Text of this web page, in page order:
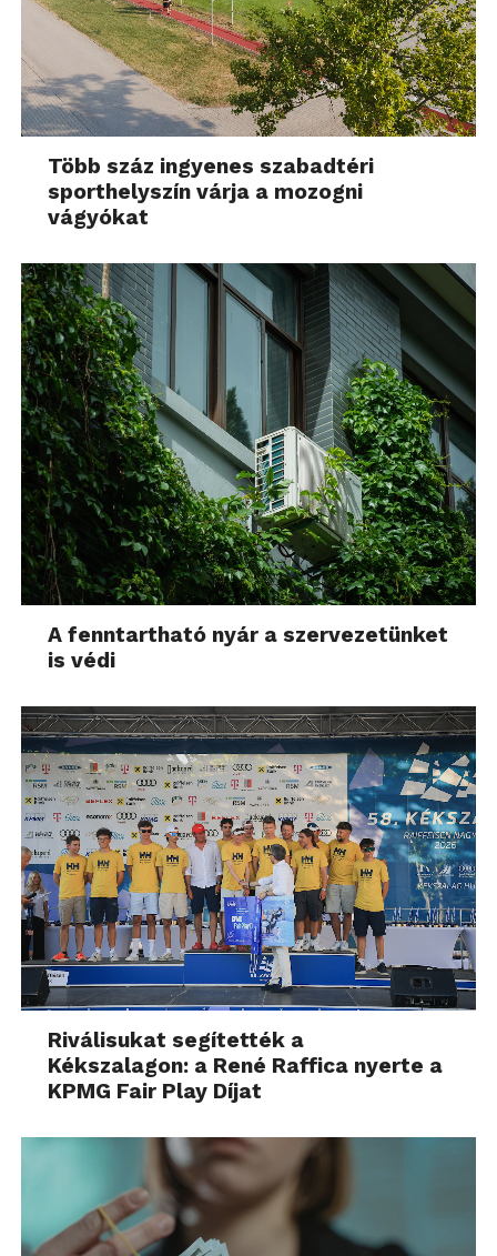
Több száz ingyenes szabadtéri
sporthelyszín várja a mozogni
vágyókat
A fenntartható nyár a szervezetünket
is védi
Riválisukat segítették a
Kékszalagon: a René Raffica nyerte a
KPMG Fair Play Díjat